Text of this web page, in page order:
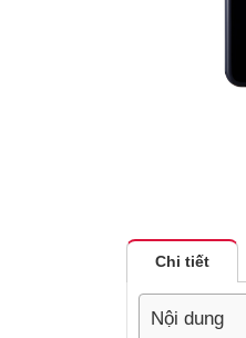
Chi tiết
Nội dung